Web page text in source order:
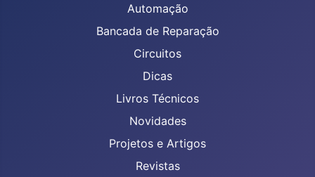
Automação
Bancada de Reparação
Circuitos
Dicas
Livros Técnicos
Novidades
Projetos e Artigos
Revistas